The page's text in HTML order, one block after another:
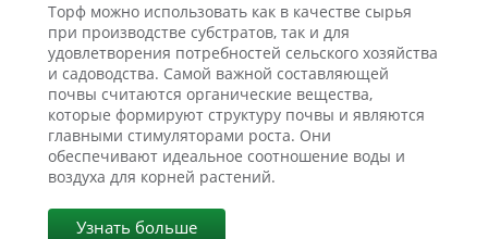
Торф можно использовать как в качестве сырья
при производстве субстратов, так и для
удовлетворения потребностей сельского хозяйства
и садоводства. Самой важной составляющей
почвы считаются органические вещества,
которые формируют структуру почвы и являются
главными стимуляторами роста. Они
обеспечивают идеальное соотношение воды и
воздуха для корней растений.
Узнать больше